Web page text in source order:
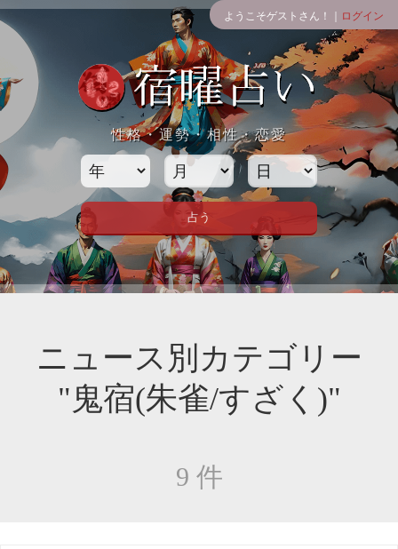
ようこそゲストさん！｜ ログイン
性格・運勢・相性・恋愛
ニュース別カテゴリー
"鬼宿(朱雀/すざく)"
9 件